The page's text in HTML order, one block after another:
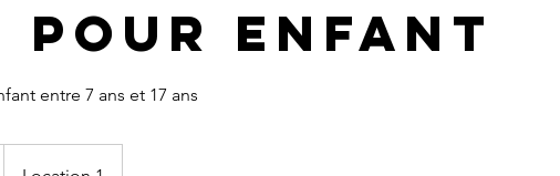
pour Enfant
entre 7 ans et 17 ans